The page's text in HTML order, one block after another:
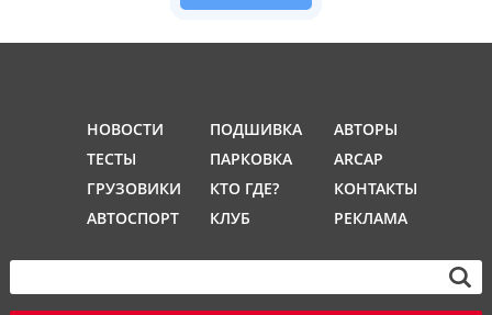
НОВОСТИ
ТЕСТЫ
ГРУЗОВИКИ
АВТОСПОРТ
ПОДШИВКА
ПАРКОВКА
КТО ГДЕ?
КЛУБ
АВТОРЫ
ARCAP
КОНТАКТЫ
РЕКЛАМА